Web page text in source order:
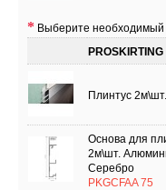
Выберите необходимый
Плинтус 2м\шт.
Основа для
2м\шт.
Серебро
PKGCFAA 75